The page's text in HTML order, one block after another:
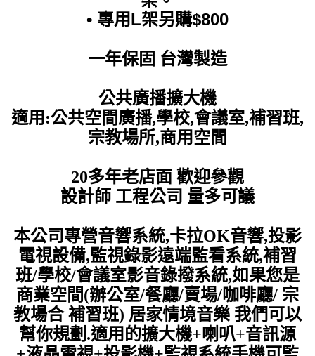
• 專用L架另購$800
一年保固 台灣製造
公共廣播擴大機
適用:公共空間廣播,學校,會議室,補習班,
宗教場所,商用空間
20多年老店面 歡迎參觀
設計師 工程公司 量多可議
本公司專營音響系統,卡拉OK音響,投影
電視設備,監視錄影遠端監看系統,補習
班/學校/會議室影音錄撥系統,如果您是
商業空間(辦公室/餐廳/賣場/咖啡廳/ 宗
教場合 補習班) 居家情境音樂 我們可以
幫你規劃.適用的擴大機+喇叭+音訊源